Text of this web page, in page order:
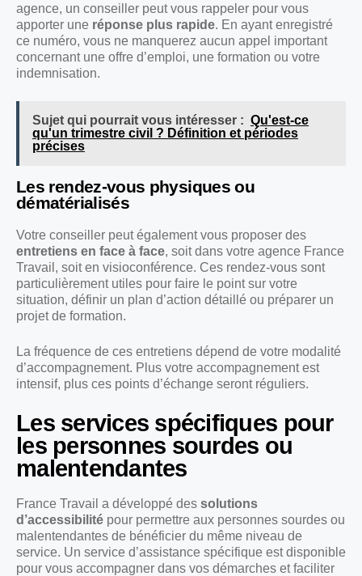
agence, un conseiller peut vous rappeler pour vous
apporter une réponse plus rapide. En ayant enregistré
ce numéro, vous ne manquerez aucun appel important
concernant une offre d’emploi, une formation ou votre
indemnisation.
Sujet qui pourrait vous intéresser : Qu'est-ce
qu'un trimestre civil ? Définition et périodes
précises
Les rendez-vous physiques ou
dématérialisés
Votre conseiller peut également vous proposer des
entretiens en face à face, soit dans votre agence France
Travail, soit en visioconférence. Ces rendez-vous sont
particulièrement utiles pour faire le point sur votre
situation, définir un plan d’action détaillé ou préparer un
projet de formation.
La fréquence de ces entretiens dépend de votre modalité
d’accompagnement. Plus votre accompagnement est
intensif, plus ces points d’échange seront réguliers.
Les services spécifiques pour
les personnes sourdes ou
malentendantes
France Travail a développé des solutions
d’accessibilité pour permettre aux personnes sourdes ou
malentendantes de bénéficier du même niveau de
service. Un service d’assistance spécifique est disponible
pour vous accompagner dans vos démarches et faciliter